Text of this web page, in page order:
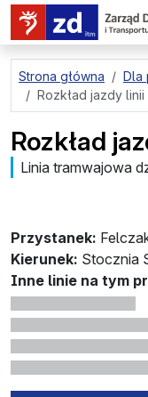
przejdź do treści strony
Strona główna Dla
Rozkład jazdy linii
Rozkład
Linia tramwajowa
Przystanek:
Kierunek: Stocznia
Inne linie na tym